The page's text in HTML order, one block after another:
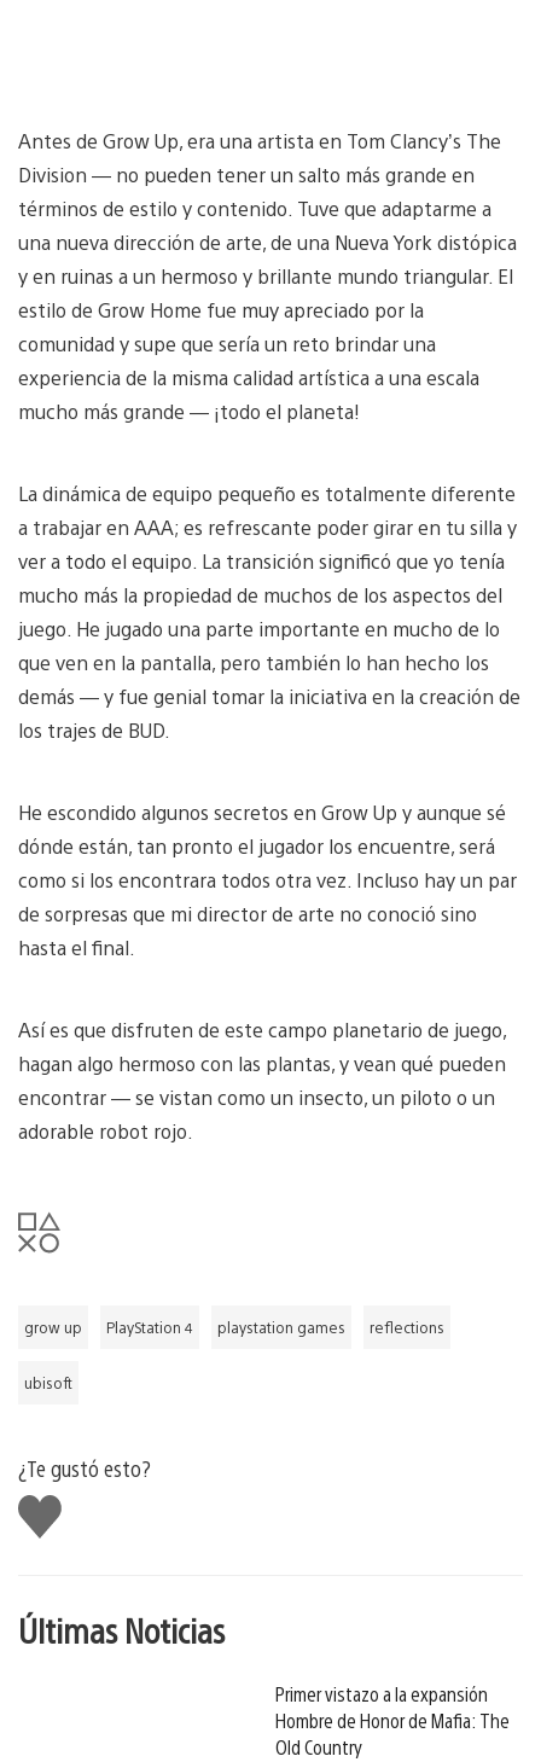
Antes de Grow Up, era una artista en Tom Clancy’s The
Division — no pueden tener un salto más grande en
términos de estilo y contenido. Tuve que adaptarme a
una nueva dirección de arte, de una Nueva York distópica
y en ruinas a un hermoso y brillante mundo triangular. El
estilo de Grow Home fue muy apreciado por la
comunidad y supe que sería un reto brindar una
experiencia de la misma calidad artística a una escala
mucho más grande — ¡todo el planeta!
La dinámica de equipo pequeño es totalmente diferente
a trabajar en AAA; es refrescante poder girar en tu silla y
ver a todo el equipo. La transición significó que yo tenía
mucho más la propiedad de muchos de los aspectos del
juego. He jugado una parte importante en mucho de lo
que ven en la pantalla, pero también lo han hecho los
demás — y fue genial tomar la iniciativa en la creación de
los trajes de BUD.
He escondido algunos secretos en Grow Up y aunque sé
dónde están, tan pronto el jugador los encuentre, será
como si los encontrara todos otra vez. Incluso hay un par
de sorpresas que mi director de arte no conoció sino
hasta el final.
Así es que disfruten de este campo planetario de juego,
hagan algo hermoso con las plantas, y vean qué pueden
encontrar — se vistan como un insecto, un piloto o un
adorable robot rojo.
grow up PlayStation 4 playstation games reflections
ubisoft
¿Te gustó esto?
Me
gusta
Últimas Noticias
Primer vistazo a la expansión
Hombre de Honor de Mafia: The
Old Country